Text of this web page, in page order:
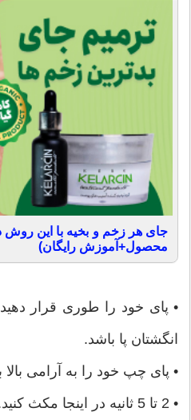
محصول+آموزش رایگان)
• پای خود را طوری قرار دهید
انگشتان پا باشد.
• پای چپ خود را به آرامی بالا
• 2 تا 5 ثانیه در اینجا مکث کنید.